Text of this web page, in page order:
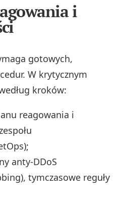
i
gotowych,
W krytycznym
kroków:
reagowania i
anty‑DDoS
tymczasowe reguły